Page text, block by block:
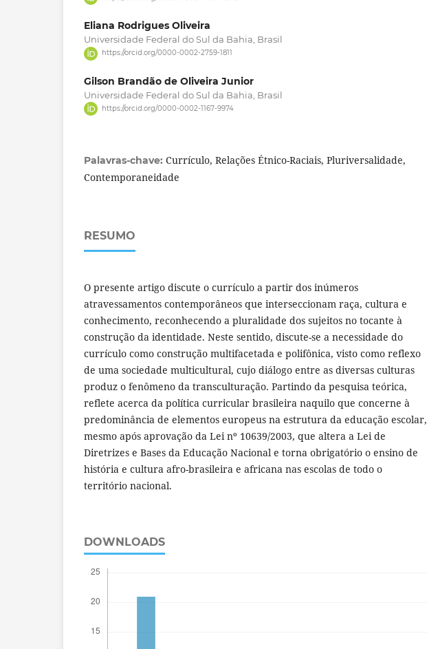
Eliana Rodrigues Oliveira
Universidade Federal do Sul da Bahia, Brasil
https://orcid.org/0000-0002-2759-1811
Gilson Brandão de Oliveira Junior
Universidade Federal do Sul da Bahia, Brasil
https://orcid.org/0000-0002-1167-9974
Palavras-chave: Currículo, Relações Étnico-Raciais, Pluriversalidade,
Contemporaneidade
RESUMO
O presente artigo discute o currículo a partir dos inúmeros
atravessamentos contemporâneos que interseccionam raça, cultura e
conhecimento, reconhecendo a pluralidade dos sujeitos no tocante à
construção da identidade. Neste sentido, discute-se a necessidade do
currículo como construção multifacetada e polifônica, visto como reflexo
de uma sociedade multicultural, cujo diálogo entre as diversas culturas
produz o fenômeno da transculturação. Partindo da pesquisa teórica,
reflete acerca da política curricular brasileira naquilo que concerne à
predominância de elementos europeus na estrutura da educação escolar,
mesmo após aprovação da Lei nº 10639/2003, que altera a Lei de
Diretrizes e Bases da Educação Nacional e torna obrigatório o ensino de
história e cultura afro-brasileira e africana nas escolas de todo o
território nacional.
DOWNLOADS